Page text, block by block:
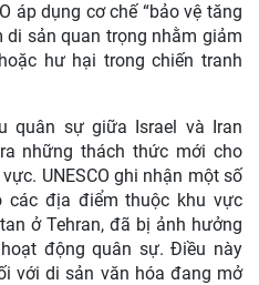
áp dụng cơ chế “bảo vệ tăng
sản quan trọng nhằm giảm
hư hại trong chiến tranh
quân sự giữa Israel và Iran
những thách thức mới cho
UNESCO ghi nhận một số
các địa điểm thuộc khu vực
ở Tehran, đã bị ảnh hưởng
động quân sự. Điều này
với di sản văn hóa đang mở